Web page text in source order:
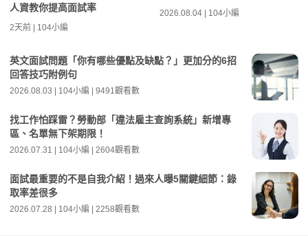
人資教你提高面試率
2天前 | 104小編
2026.08.04 | 104小編
英文面試問題「你有哪些優點及缺點？」更加分的6招
回答技巧附例句
2026.08.03 | 104小編 | 9491觀看數
找工作怕踩雷？勞動部「違法雇主查詢系統」新增專
區、名單無下架期限！
2026.07.31 | 104小編 | 2604觀看數
面試最重要的不是自我介紹！過來人曝5關鍵細節：錄
取率差很多
2026.07.28 | 104小編 | 2258觀看數